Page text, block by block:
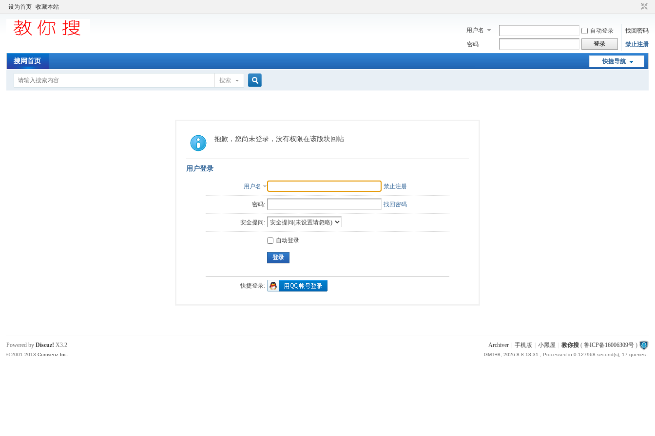
设为首页 收藏本站
用户名 自动登录
找回密码
密码
登录 禁止注册
快捷导航
搜网首页
搜索
索
抱歉，您尚未登录，没有权限在该版块回帖
用户登录
用户名 禁止注册
密码: 找回密码
安全提问:
自动登录
登录
快捷登录:
Archiver 手机版 小黑屋 教你搜( 鲁ICP备16006309号)
GMT+8, 2026-8-8 18:31 , Processed in 0.127968 second(s), 17 queries .
Powered byDiscuz! X3.2
© 2001-2013Comsenz Inc.